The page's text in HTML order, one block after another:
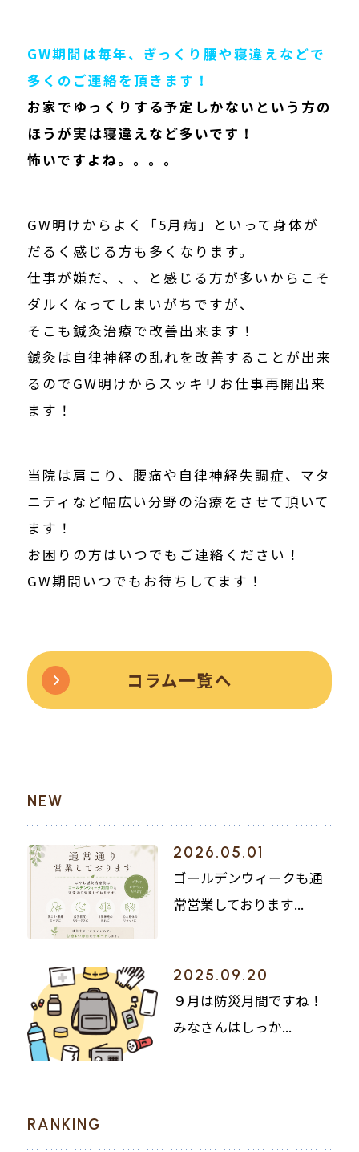
GW期間は毎年、ぎっくり腰や寝違えなどで
多くのご連絡を頂きます！
お家でゆっくりする予定しかないという方の
ほうが実は寝違えなど多いです！
怖いですよね。。。。
GW明けからよく「5月病」といって身体が
だるく感じる方も多くなります。
仕事が嫌だ、、、と感じる方が多いからこそ
ダルくなってしまいがちですが、
そこも鍼灸治療で改善出来ます！
鍼灸は自律神経の乱れを改善することが出来
るのでGW明けからスッキリお仕事再開出来
ます！
当院は肩こり、腰痛や自律神経失調症、マタ
ニティなど幅広い分野の治療をさせて頂いて
ます！
お困りの方はいつでもご連絡ください！
GW期間いつでもお待ちしてます！
コラム一覧へ
NEW
2026.05.01
ゴールデンウィークも通
常営業しております...
2025.09.20
９月は防災月間ですね！
みなさんはしっか...
RANKING